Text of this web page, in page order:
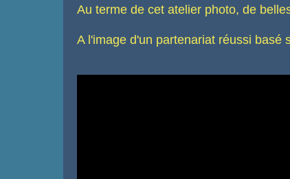
Au terme de cet atelier photo, de
A l'image d'un partenariat réussi basé